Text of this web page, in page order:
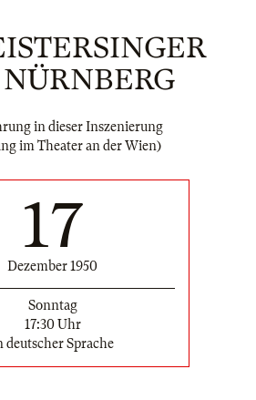
in dieser Inszenierung
im Theater an der Wien)
17
Dezember 1950
Sonntag
17:30 Uhr
deutscher Sprache